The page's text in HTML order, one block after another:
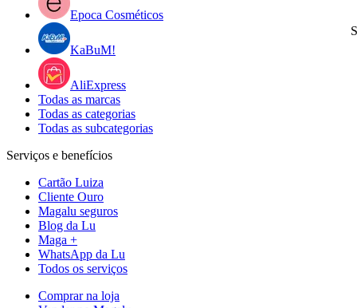
Epoca Cosméticos
KaBuM!
AliExpress
Todas as marcas
Todas as categorias
Todas as subcategorias
Serviços e benefícios
Cartão Luiza
Cliente Ouro
Magalu seguros
Blog da Lu
Maga +
WhatsApp da Lu
Todos os serviços
Comprar na loja